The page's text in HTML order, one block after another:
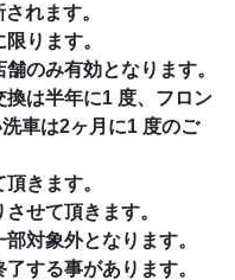
れます。
ります。
のみ有効となります。
は半年に1 度、フロン
車は2ヶ月に1 度のご
きます。
せて頂きます。
対象外となります。
する事があります。